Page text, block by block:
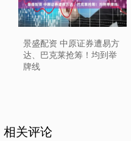
景盛配资 中原证券遭易方
达、巴克莱抢筹！均到举
牌线
相关评论